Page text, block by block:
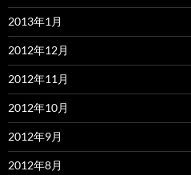
2013年1月
2012年12月
2012年11月
2012年10月
2012年9月
2012年8月